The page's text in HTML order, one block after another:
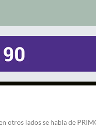
otros lados se habla de